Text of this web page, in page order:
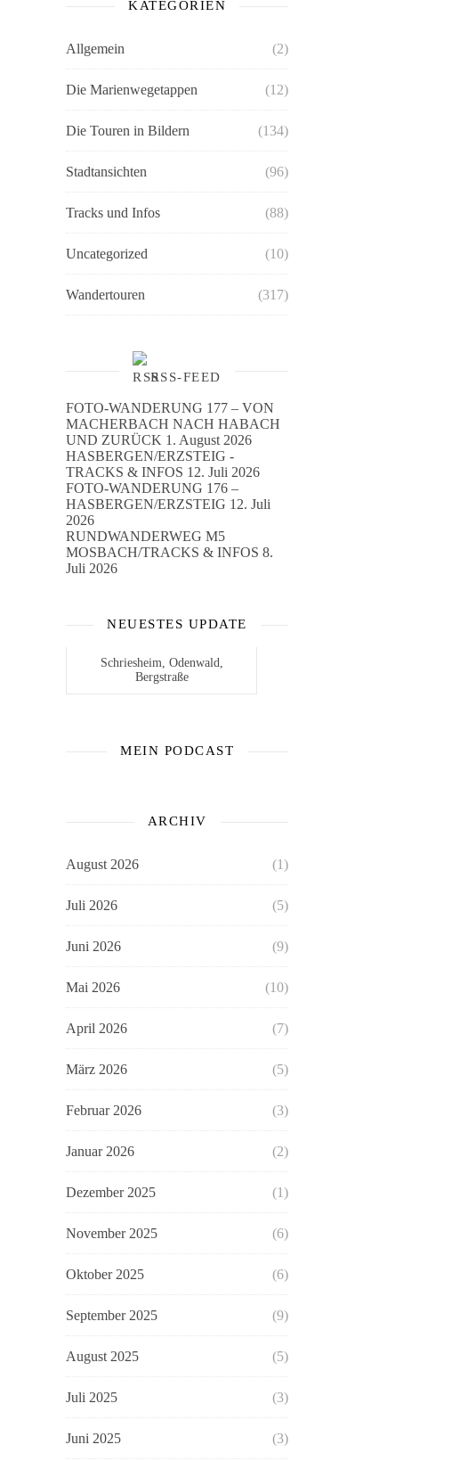
KATEGORIEN
Allgemein (2)
Die Marienwegetappen (12)
Die Touren in Bildern (134)
Stadtansichten (96)
Tracks und Infos (88)
Uncategorized (10)
Wandertouren (317)
RSS-FEED
FOTO-WANDERUNG 177 – VON
MACHERBACH NACH HABACH
UND ZURÜCK 1. August 2026
HASBERGEN/ERZSTEIG -
TRACKS & INFOS 12. Juli 2026
FOTO-WANDERUNG 176 –
HASBERGEN/ERZSTEIG 12. Juli
2026
RUNDWANDERWEG M5
MOSBACH/TRACKS & INFOS 8.
Juli 2026
NEUESTES UPDATE
Schriesheim, Odenwald,
Bergstraße
MEIN PODCAST
ARCHIV
August 2026 (1)
Juli 2026 (5)
Juni 2026 (9)
Mai 2026 (10)
April 2026 (7)
März 2026 (5)
Februar 2026 (3)
Januar 2026 (2)
Dezember 2025 (1)
November 2025 (6)
Oktober 2025 (6)
September 2025 (9)
August 2025 (5)
Juli 2025 (3)
Juni 2025 (3)